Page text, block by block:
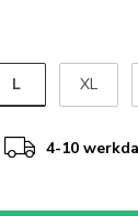
L XL
4-10